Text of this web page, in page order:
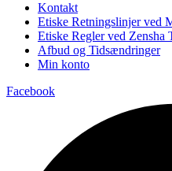
Kontakt
Etiske Retningslinjer ved
Etiske Regler ved Zensha
Afbud og Tidsændringer
Min konto
Facebook